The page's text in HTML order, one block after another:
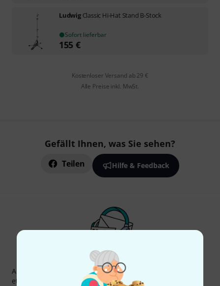
Ludwig Classic Hi-Hat Stand B-Stock
Sofort lieferbar
155 €
Kostenloser Versand ab 29 €
Alle Preise inkl. MwSt.
Gefällt Ihnen, was Sie sehen?
Teilen Hilfe & Feedback
Thomann Newsletter
Abonniere den Thomann Newsletter und gewinne mit
etwas Glück einen von50 Gutscheinenüber jeweils